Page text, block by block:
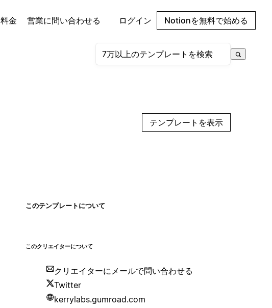
料金 営業に問い合わせる ログイン Notionを無料で始める
テンプレートを表示
このテンプレートについて
このクリエイターについて
クリエイターにメールで問い合わせる
Twitter
kerrylabs.gumroad.com